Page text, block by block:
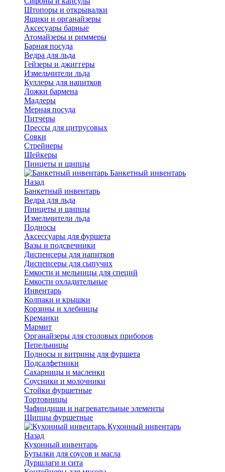
Штопоры и открывалки
Ящики и органайзеры
Аксесуары барные
Атомайзеры и риммеры
Барная посуда
Ведра для льда
Гейзеры и джиггеры
Измельчители льда
Куллеры для напитков
Ложки бармена
Мадлеры
Мерная посуда
Питчеры
Прессы для цитрусовых
Совки
Стрейнеры
Шейкеры
Пинцеты и щипцы
Банкетный инвентарь
Назад
Банкетный инвентарь
Ведра для льда
Пинцеты и щипцы
Измельчители льда
Подносы
Аксессуары для фуршета
Вазы и подсвечники
Диспенсеры для напитков
Диспенсеры для сыпучих
Емкости и мельницы для специй
Емкости охладительные
Инвентарь
Колпаки и крышки
Корзины и хлебницы
Креманки
Мармит
Органайзеры для столовых приборов
Пепельницы
Подносы и витрины для фуршета
Подсалфетники
Сахарницы и масленки
Соусники и молочники
Стойки фуршетные
Тортовницы
Чафиндиши и нагревательные элементы
Щипцы фуршетные
Кухонный инвентарь
Назад
Кухонный инвентарь
Бутылки для соусов и масла
Дуршлаги и сита